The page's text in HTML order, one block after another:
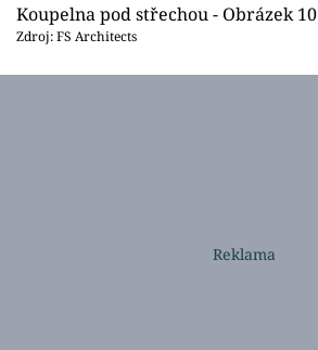
Koupelna pod střechou - Obrázek 10
Zdroj: FS Architects